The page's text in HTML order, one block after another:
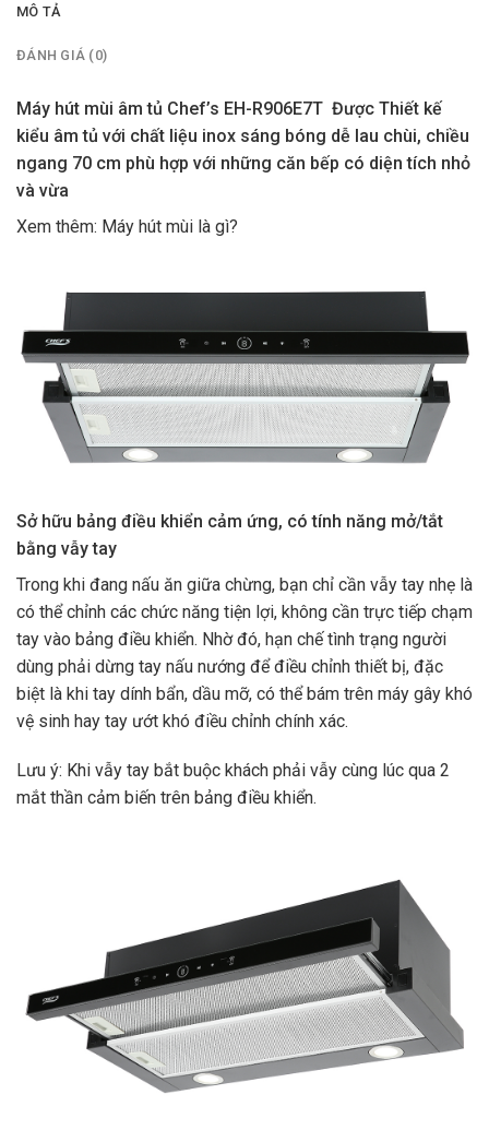
MÔ TẢ
ĐÁNH GIÁ (0)
Máy hút mùi âm tủ Chef’s EH-R906E7T Được Thiết kế
kiểu âm tủ với chất liệu inox sáng bóng dễ lau chùi, chiều
ngang 70 cm phù hợp với những căn bếp có diện tích nhỏ
và vừa
Xem thêm: Máy hút mùi là gì?
Sở hữu bảng điều khiển cảm ứng, có tính năng mở/tắt
bằng vẫy tay
Trong khi đang nấu ăn giữa chừng, bạn chỉ cần vẫy tay nhẹ là
có thể chỉnh các chức năng tiện lợi, không cần trực tiếp chạm
tay vào bảng điều khiển. Nhờ đó, hạn chế tình trạng người
dùng phải dừng tay nấu nướng để điều chỉnh thiết bị, đặc
biệt là khi tay dính bẩn, dầu mỡ, có thể bám trên máy gây khó
vệ sinh hay tay ướt khó điều chỉnh chính xác.
Lưu ý: Khi vẫy tay bắt buộc khách phải vẫy cùng lúc qua 2
mắt thần cảm biến trên bảng điều khiển.